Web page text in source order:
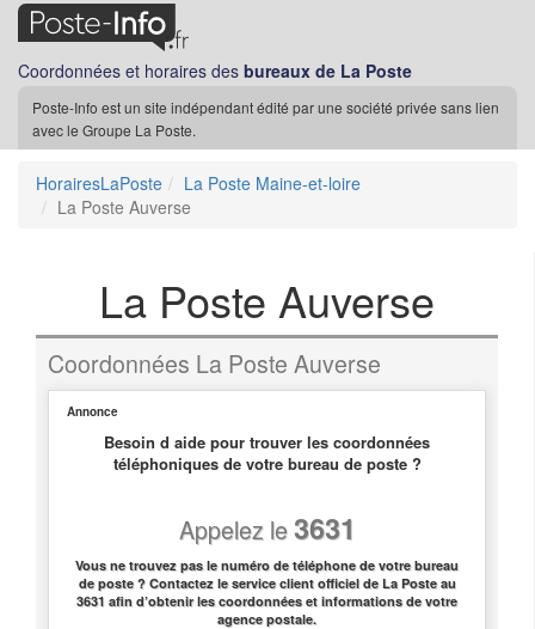
Coordonnées et horaires des bureaux de La Poste
Poste-Info est un site indépendant édité par une société privée sans lien
avec le Groupe La Poste.
HorairesLaPoste
La Poste Maine-et-loire
La Poste Auverse
La Poste Auverse
Coordonnées La Poste Auverse
Annonce
Besoin d aide pour trouver les coordonnées
téléphoniques de votre bureau de poste ?
Appelez le3631
Vous ne trouvez pas le numéro de téléphone de votre bureau
de poste ? Contactez le service client officiel de La Poste au
3631 afin d’obtenir les coordonnées et informations de votre
agence postale.